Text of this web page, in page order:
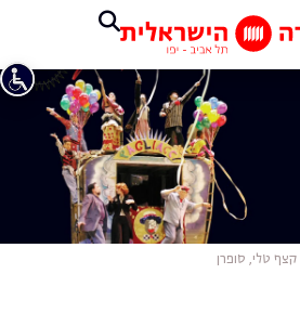
קצף טלי,קצף טלי, סופרן